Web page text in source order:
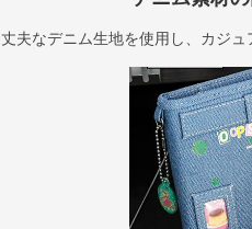
丈夫なデニム生地を使用し、カジ